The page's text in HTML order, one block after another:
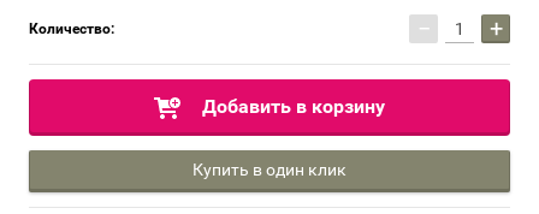
Количество: − +
Добавить в корзину
Купить в один клик